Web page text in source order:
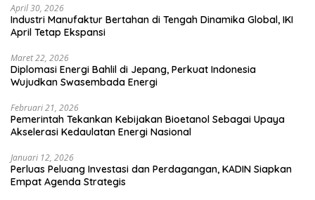
April 30, 2026
Industri Manufaktur Bertahan di Tengah Dinamika Global, IKI
April Tetap Ekspansi
Maret 22, 2026
Diplomasi Energi Bahlil di Jepang, Perkuat Indonesia
Wujudkan Swasembada Energi
Februari 21, 2026
Pemerintah Tekankan Kebijakan Bioetanol Sebagai Upaya
Akselerasi Kedaulatan Energi Nasional
Januari 12, 2026
Perluas Peluang Investasi dan Perdagangan, KADIN Siapkan
Empat Agenda Strategis